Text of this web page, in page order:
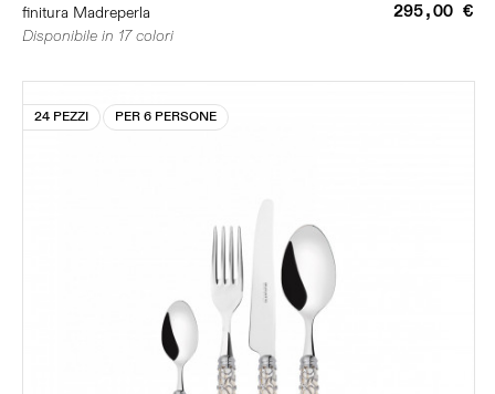
finitura Madreperla
295,00 €
Disponibile in 17 colori
24 PEZZI PER 6 PERSONE